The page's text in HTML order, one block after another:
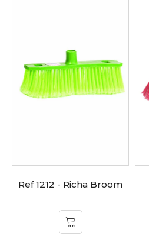
Ref 1212 - Richa Broom